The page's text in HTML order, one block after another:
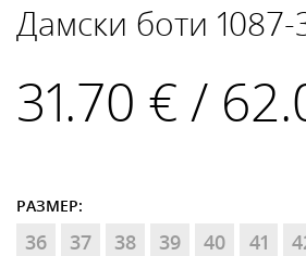
Дамски боти
31.70 € /
РАЗМЕР:
36 37 38 39 40 41